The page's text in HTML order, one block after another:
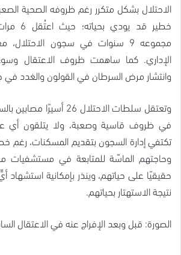
الاحتلال بشكل متكرر رغم ظروفه الصحية
خطير
مجموعه 9 سنوات في سجون
الإداري. كما ساهمت ظروف الاعتقال
وانتشار مرض السرطان في القولون والغدد
وتعتقل سلطات الاحتلال 26
في ظروف قاسية وصعبة، ولا يتلقون أي
تكتفي إدارة السجون بتقديم المسكنات، رغم
وحاجتهم الماسّة للمتابعة في مستشفيات
حقيقيًا على حياتهم، وينذر بإمكانية
نتيجة الاستهتار بحياتهم.
الصورة: قبل وبعد الإفراج عنه في الاعتقال السابق